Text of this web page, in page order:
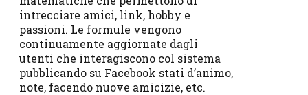
intrecciare amici, link, hobby e
passioni. Le formule vengono
continuamente aggiornate dagli
utenti che interagiscono col sistema
pubblicando su Facebook stati d’animo,
note, facendo nuove amicizie, etc.